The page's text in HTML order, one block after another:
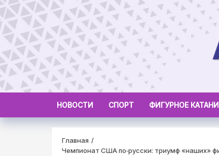
Skip
to
content
НОВОСТИ СПОРТ ФИГУРНОЕ
Главная
Чемпионат США по‑русски: триумф «наших»